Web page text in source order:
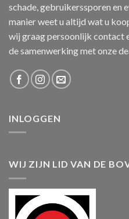
schade, gebruikerssporen en
manier weet u altijd wat u
wij graag persoonlijk contact
de samenwerking met onze
INLOGGEN
WIJ ZIJN LID VAN DE